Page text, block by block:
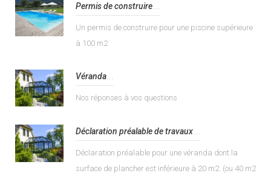
Permis de construire
Un permis de construire pour une piscine supérieure
à 100 m2
Véranda
Nos réponses à vos questions
Déclaration préalable de travaux...
Déclaration préalable pour une véranda dont la
surface de plancher est inférieure à 20 m2. (ou 40 m2